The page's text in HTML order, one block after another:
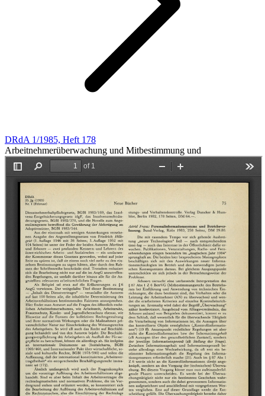
DRdA 1/1985, Heft 178
Arbeitnehmerüberwachung und Mitbestimmung und